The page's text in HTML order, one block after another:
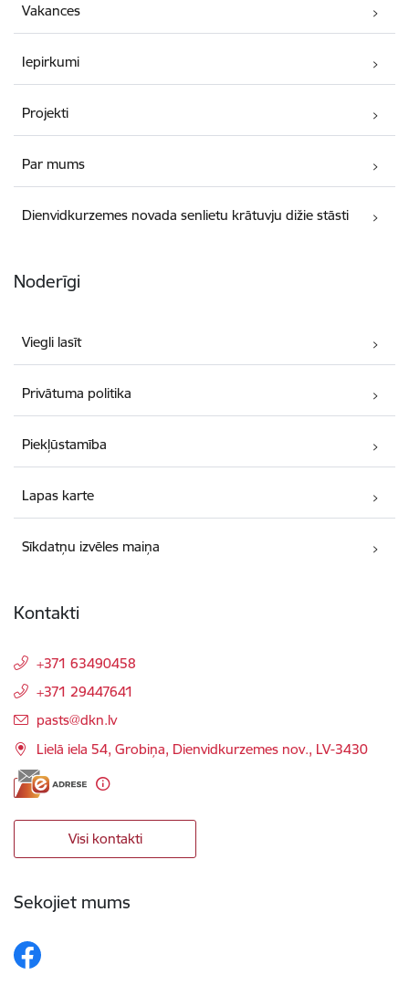
Vakances
Iepirkumi
Projekti
Par mums
Dienvidkurzemes novada senlietu krātuvju dižie stāsti
Noderīgi
Viegli lasīt
Privātuma politika
Piekļūstamība
Lapas karte
Sīkdatņu izvēles maiņa
Kontakti
+371 63490458
+371 29447641
E-pasts:
pasts@dkn.lv
Lielā iela 54, Grobiņa, Dienvidkurzemes nov., LV-3430
Visi kontakti
Sekojiet mums